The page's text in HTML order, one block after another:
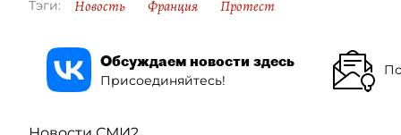
Тэги: Новость Франция Протест
Обсуждаем новости здесь
Присоединяйтесь!